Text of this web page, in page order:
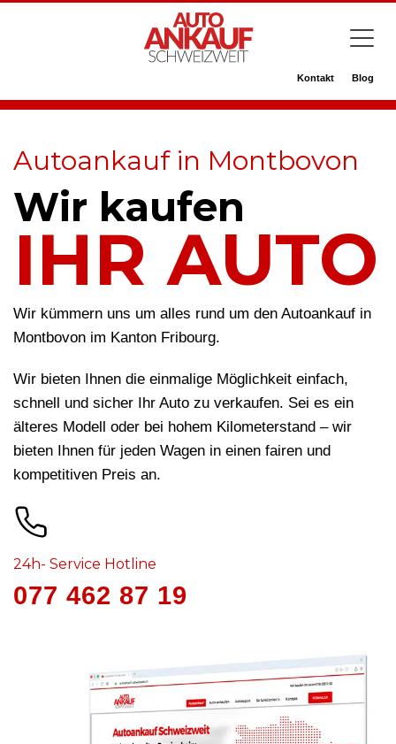
Kontakt Blog
Autoankauf in Montbovon
Wir kaufen
IHR AUTO
Wir kümmern uns um alles rund um den Autoankauf in
Montbovon im Kanton Fribourg.
Wir bieten Ihnen die einmalige Möglichkeit einfach,
schnell und sicher Ihr Auto zu verkaufen. Sei es ein
älteres Modell oder bei hohem Kilometerstand – wir
bieten Ihnen für jeden Wagen in einen fairen und
kompetitiven Preis an.
24h- Service Hotline
077 462 87 19